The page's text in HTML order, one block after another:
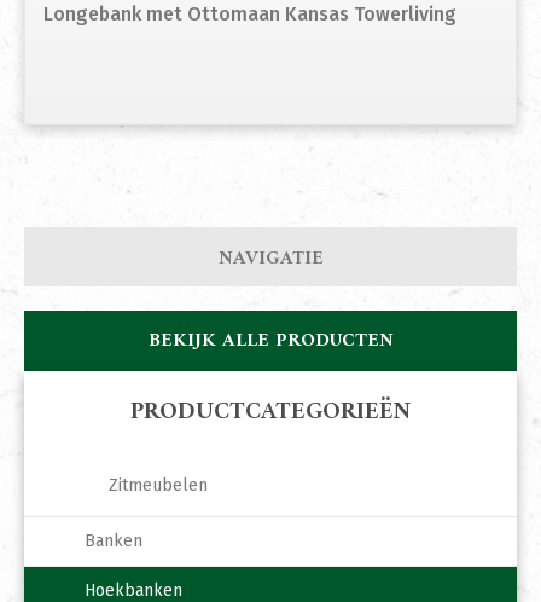
Longebank met Ottomaan Kansas Towerliving
NAVIGATIE
BEKIJK ALLE PRODUCTEN
PRODUCTCATEGORIEËN
Zitmeubelen
Banken
Hoekbanken